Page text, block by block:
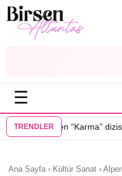
☰
TRENDLER
dizisinde Serkan
Ana Sayfa › Kültür Sanat ›